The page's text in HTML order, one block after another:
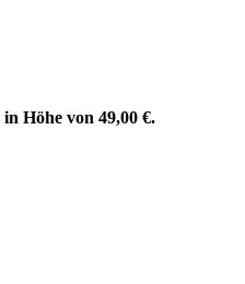
Höhe von 49,00 €.